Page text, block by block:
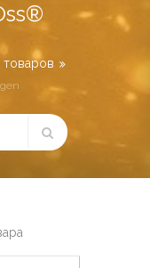
товаров